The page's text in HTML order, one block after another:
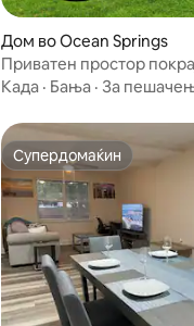
Дом во Ocean Springs
Приватен простор
џакузи
Када · Бања · За
Супердомаќин
Супердомаќин